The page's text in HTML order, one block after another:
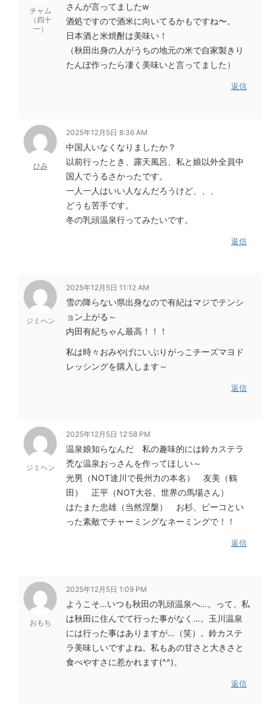
チャム
（四十
一）
さんが言ってましたw
酒処ですので酒米に向いてるかもですね〜。
日本酒と米焼酎は美味い！
（秋田出身の人がうちの地元の米で自家製きり
たんぽ作ったら凄く美味いと言ってました）
返信
ひみ
2025年12月5日 8:36 AM
中国人いなくなりましたか？
以前行ったとき、露天風呂、私と娘以外全員中
国人でうるさかったです。
一人一人はいい人なんだろうけど、、、
どうも苦手です。
冬の乳頭温泉行ってみたいです。
返信
ジミヘン
2025年12月5日 11:12 AM
雪の降らない県出身なので有紀はマジでテンシ
ョン上がる～
内田有紀ちゃん最高！！！
私は時々おみやげにいぶりがっこチーズマヨド
レッシングを購入します～
返信
ジミヘン
2025年12月5日 12:58 PM
温泉娘知らなんだ 私の趣味的には鈴カステラ
禿な温泉おっさんを作ってほしい～
光男（NOT達川で長州力の本名） 友美（鶴
田） 正平（NOT大谷、世界の馬場さん）
はたまた忠雄（当然涅槃） お杉、ピーコとい
った素敵でチャーミングなネーミングで！！
返信
おもち
2025年12月5日 1:09 PM
ようこそ…いつも秋田の乳頭温泉へ…。って、私
は秋田に住んでて行った事がなく…。玉川温泉
には行った事はありますが…（笑）。鈴カステ
ラ美味しいですよね。私もあの甘さと大きさと
食べやすさに惹かれます(^^)。
返信